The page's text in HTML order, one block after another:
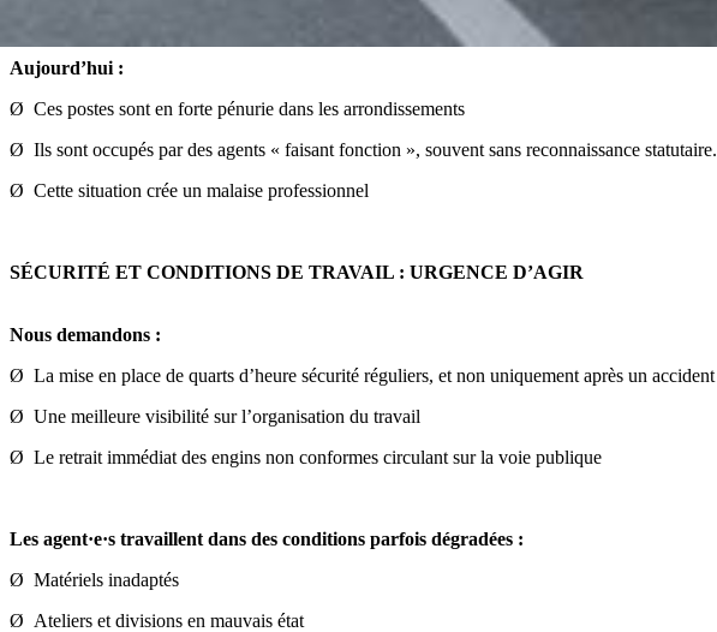
Aujourd’hui :
Ø Ces postes sont en forte pénurie dans les arrondissements
Ø Ils sont occupés par des agents « faisant fonction », souvent sans reconnaissance statutaire.
Ø Cette situation crée un malaise professionnel
SÉCURITÉ ET CONDITIONS DE TRAVAIL : URGENCE D’AGIR
Nous demandons :
Ø La mise en place de quarts d’heure sécurité réguliers, et non uniquement après un accident
Ø Une meilleure visibilité sur l’organisation du travail
Ø Le retrait immédiat des engins non conformes circulant sur la voie publique
Les agent·e·s travaillent dans des conditions parfois dégradées :
Ø Matériels inadaptés
Ø Ateliers et divisions en mauvais état